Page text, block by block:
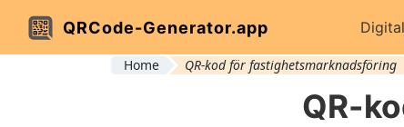
QRCode-Generator.app
Home QR-kod för fastighetsmarknadsföring
QR-